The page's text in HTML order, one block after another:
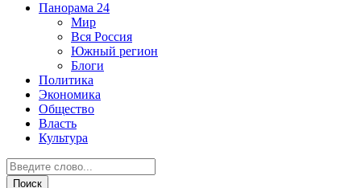
Панорама 24
Мир
Вся Россия
Южный регион
Блоги
Политика
Экономика
Общество
Власть
Культура